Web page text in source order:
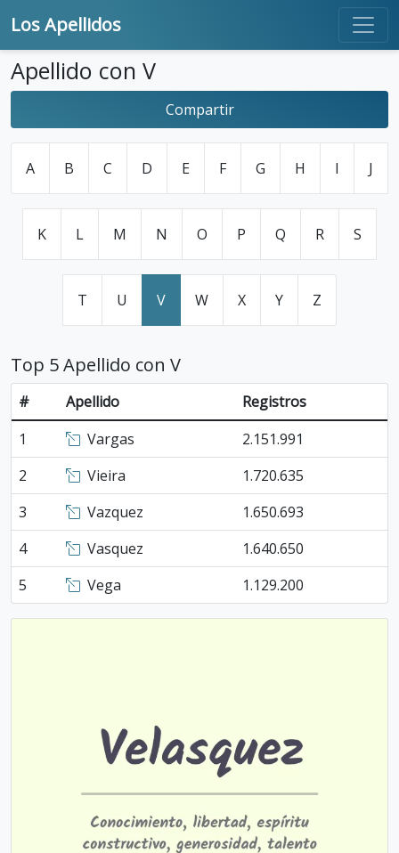
Los Apellidos
Apellido con V
Compartir
A B C D E F G H I J
K L M N O P Q R S
T U V W X Y Z
Top 5 Apellido con V
# Apellido
Registros
1
Vargas
2.151.991
2
Vieira
1.720.635
3
Vazquez
1.650.693
4
Vasquez
1.640.650
5
Vega 1.129.200